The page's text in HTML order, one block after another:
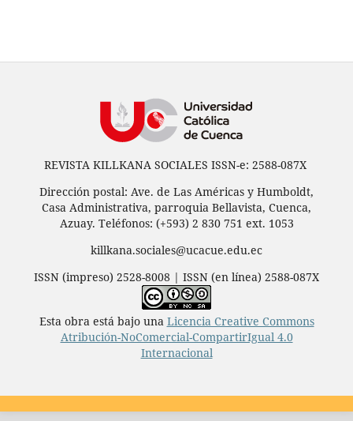
REVISTA KILLKANA SOCIALES ISSN-e: 2588-087X
Dirección postal: Ave. de Las Américas y Humboldt,
Casa Administrativa, parroquia Bellavista, Cuenca,
Azuay. Teléfonos: (+593) 2 830 751 ext. 1053
killkana.sociales@ucacue.edu.ec
ISSN (impreso) 2528-8008 | ISSN (en línea) 2588-087X
Esta obra está bajo una Licencia Creative Commons
Atribución-NoComercial-CompartirIgual 4.0
Internacional